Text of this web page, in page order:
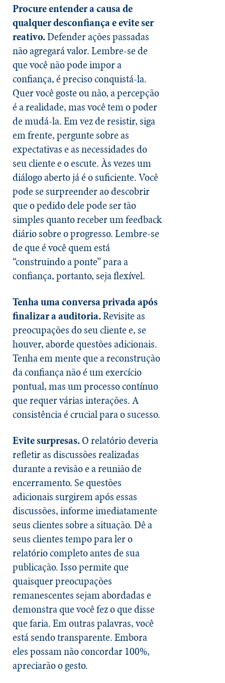
Procure entender a causa de
qualquer desconfiança e evite ser
reativo.Defender ações passadas
não agregará valor. Lembre-se de
que você não pode impor a
confiança, é preciso conquistá-la.
Quer você goste ou não, a percepção
é a realidade, mas você tem o poder
de mudá-la. Em vez de resistir, siga
em frente, pergunte sobre as
expectativas e as necessidades do
seu cliente e o escute. Às vezes um
diálogo aberto já é o suficiente. Você
pode se surpreender ao descobrir
que o pedido dele pode ser tão
simples quanto receber um feedback
diário sobre o progresso. Lembre-se
de que é você quem está
“construindo a ponte” para a
confiança, portanto, seja flexível.
Tenha uma conversa privada após
finalizar a auditoria.Revisite as
preocupações do seu cliente e, se
houver, aborde questões adicionais.
Tenha em mente que a reconstrução
da confiança não é um exercício
pontual, mas um processo contínuo
que requer várias interações. A
consistência é crucial para o sucesso.
Evite surpresas.O relatório deveria
refletir as discussões realizadas
durante a revisão e a reunião de
encerramento. Se questões
adicionais surgirem após essas
discussões, informe imediatamente
seus clientes sobre a situação. Dê a
seus clientes tempo para ler o
relatório completo antes de sua
publicação. Isso permite que
quaisquer preocupações
remanescentes sejam abordadas e
demonstra que você fez o que disse
que faria. Em outras palavras, você
está sendo transparente. Embora
eles possam não concordar 100%,
apreciarão o gesto.